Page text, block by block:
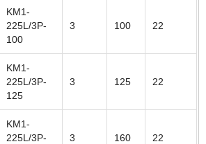
KM1-
225L/3P-
100
3 100 22
KM1-
225L/3P-
125
3 125 22
KM1-
225L/3P-
3 160 22